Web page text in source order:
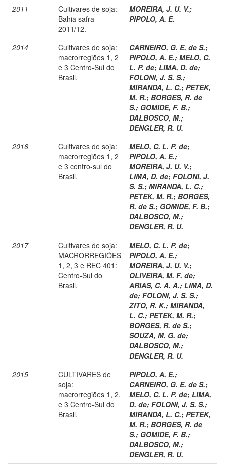
2011
Cultivares de soja:
Bahia safra
2011/12.
MOREIRA, J. U. V.;
PIPOLO, A. E.
2014
Cultivares de soja:
macrorregiões 1, 2
e 3 Centro-Sul do
Brasil.
CARNEIRO, G. E. de S.;
PIPOLO, A. E.; MELO, C.
L. P. de; LIMA, D. de;
FOLONI, J. S. S.;
MIRANDA, L. C.; PETEK,
M. R.; BORGES, R. de
S.; GOMIDE, F. B.;
DALBOSCO, M.;
DENGLER, R. U.
2016
Cultivares de soja:
macrorregiões 1, 2
e 3 centro-sul do
Brasil.
MELO, C. L. P. de;
PIPOLO, A. E.;
MOREIRA, J. U. V.;
LIMA, D. de; FOLONI, J.
S. S.; MIRANDA, L. C.;
PETEK, M. R.; BORGES,
R. de S.; GOMIDE, F. B.;
DALBOSCO, M.;
DENGLER, R. U.
2017
Cultivares de soja:
MACRORREGIÕES
1, 2, 3 e REC 401:
Centro-Sul do
Brasil.
MELO, C. L. P. de;
PIPOLO, A. E.;
MOREIRA, J. U. V.;
OLIVEIRA, M. F. de;
ARIAS, C. A. A.; LIMA, D.
de; FOLONI, J. S. S.;
ZITO, R. K.; MIRANDA,
L. C.; PETEK, M. R.;
BORGES, R. de S.;
SOUZA, M. G. de;
DALBOSCO, M.;
DENGLER, R. U.
2015
CULTIVARES de
soja:
macrorregiões 1, 2,
e 3 Centro-Sul do
Brasil.
PIPOLO, A. E.;
CARNEIRO, G. E. de S.;
MELO, C. L. P. de; LIMA,
D. de; FOLONI, J. S. S.;
MIRANDA, L. C.; PETEK,
M. R.; BORGES, R. de
S.; GOMIDE, F. B.;
DALBOSCO, M.;
DENGLER, R. U.